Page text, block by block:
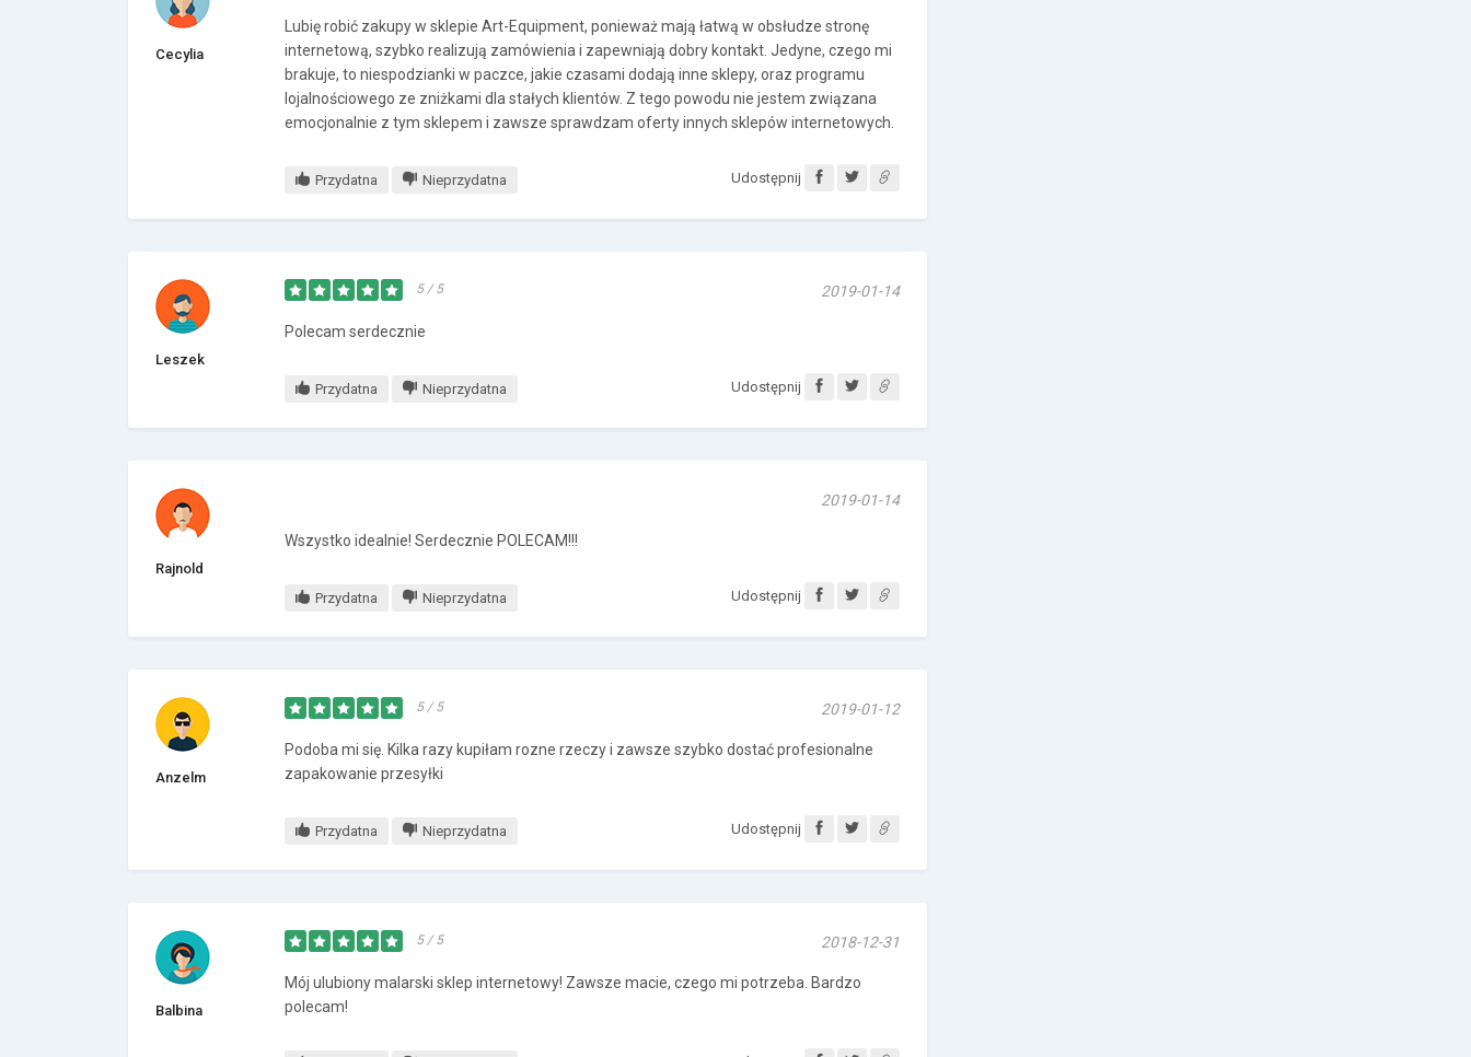
Cecylia
Lubię robić zakupy w sklepie Art-Equipment, ponieważ mają łatwą w obsłudze stronę
internetową, szybko realizują zamówienia i zapewniają dobry kontakt. Jedyne, czego mi
brakuje, to niespodzianki w paczce, jakie czasami dodają inne sklepy, oraz programu
lojalnościowego ze zniżkami dla stałych klientów. Z tego powodu nie jestem związana
emocjonalnie z tym sklepem i zawsze sprawdzam oferty innych sklepów internetowych.
Przydatna Nieprzydatna Udostępnij
Leszek
5 / 5 2019-01-14
Polecam serdecznie
Przydatna Nieprzydatna Udostępnij
Rajnold
2019-01-14
Wszystko idealnie! Serdecznie POLECAM!!!
Przydatna Nieprzydatna Udostępnij
Anzelm
5 / 5 2019-01-12
Podoba mi się. Kilka razy kupiłam rozne rzeczy i zawsze szybko dostać profesionalne
zapakowanie przesyłki
Przydatna Nieprzydatna Udostępnij
Balbina
5 / 5 2018-12-31
Mój ulubiony malarski sklep internetowy! Zawsze macie, czego mi potrzeba. Bardzo
polecam!